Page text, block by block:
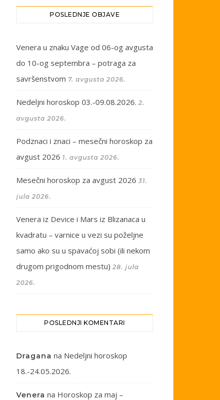
POSLEDNJE OBJAVE
Venera u znaku Vage od 06-og avgusta
do 10-og septembra – potraga za
savršenstvom 7. avgusta 2026.
Nedeljni horoskop 03.-09.08.2026. 2.
avgusta 2026.
Podznaci i znaci – mesečni horoskop za
avgust 2026 1. avgusta 2026.
Mesečni horoskop za avgust 2026 31.
jula 2026.
Venera iz Device i Mars iz Blizanaca u
kvadratu – varnice u vezi su poželjne
samo ako su u spavaćoj sobi (ili nekom
drugom prigodnom mestu) 28. jula
2026.
POSLEDNJI KOMENTARI
Dragana na Nedeljni horoskop
18.-24.05.2026.
Venera na Horoskop za maj –